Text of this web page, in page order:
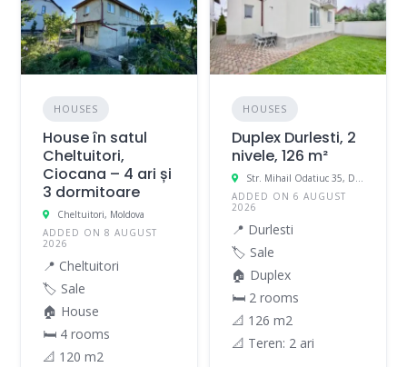
HOUSES
House în satul
Cheltuitori,
Ciocana – 4 ari și
3 dormitoare
Cheltuitori, Moldova
ADDED ON 8 AUGUST
2026
📍 Cheltuitori
🏷️ Sale
🏠 House
🛏 4 rooms
📐 120 m2
HOUSES
Duplex Durlesti, 2
nivele, 126 m²
Str. Mihail Odatiuc 35, Durleşti, Moldova
ADDED ON 6 AUGUST
2026
📍 Durlesti
🏷️ Sale
🏠 Duplex
🛏 2 rooms
📐 126 m2
📐 Teren: 2 ari